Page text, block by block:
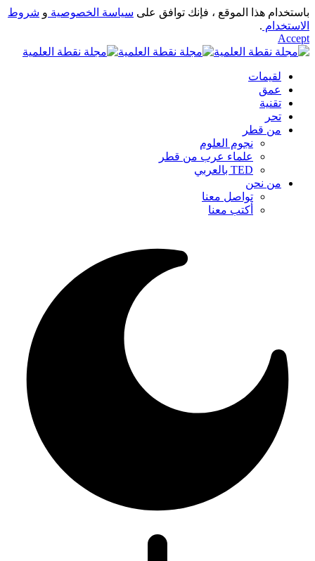
باستخدام هذا الموقع ، فإنك توافق على سياسة الخصوصية و شروط
الاستخدام .
Accept
لقيمات
عمق
تقنية
تحر
من قطر
نجوم العلوم
علماء عرب من قطر
TED بالعربي
من نحن
تواصل معنا
أكتب معنا